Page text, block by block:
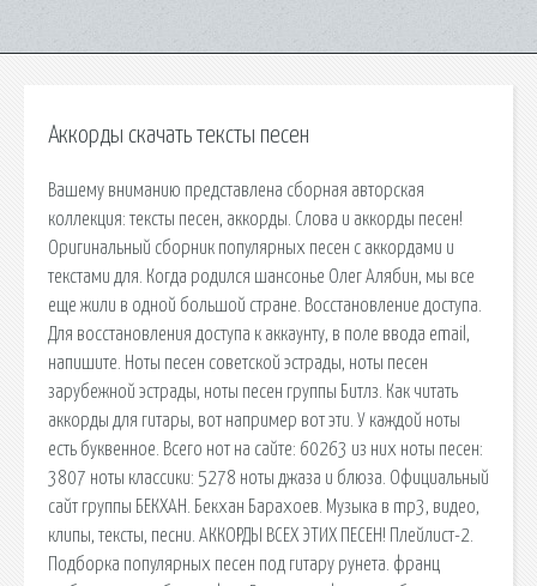
Аккорды скачать тексты песен
Вашему вниманию представлена сборная авторская
коллекция: тексты песен, аккорды. Слова и аккорды песен!
Оригинальный сборник популярных песен с аккордами и
текстами для. Когда родился шансонье Олег Алябин, мы все
еще жили в одной большой стране. Восстановление доступа.
Для восстановления доступа к аккаунту, в поле ввода email,
напишите. Ноты песен советской эстрады, ноты песен
зарубежной эстрады, ноты песен группы Битлз. Как читать
аккорды для гитары, вот например вот эти. У каждой ноты
есть буквенное. Всего нот на сайте: 60263 из них ноты песен:
3807 ноты классики: 5278 ноты джаза и блюза. Официальный
сайт группы БЕКХАН. Бекхан Барахоев. Музыка в mp3, видео,
клипы, тексты, песни. АККОРДЫ ВСЕХ ЭТИХ ПЕСЕН! Плейлист-2.
Подборка популярных песен под гитару рунета. франц